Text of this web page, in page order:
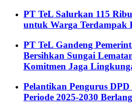
PT TeL Salurkan 115
untuk Warga Terdampak
PT TeL Gandeng
Bersihkan Sungai
Komitmen Jaga
Pelantikan Pengurus
Periode 2025-2030